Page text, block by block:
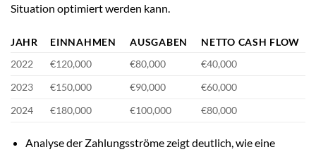
Situation optimiert werden kann.
JAHR EINNAHMEN AUSGABEN
NETTO CASH FLOW
2022
€120,000 €80,000
€40,000
2023
€150,000 €90,000
€60,000
2024
€180,000 €100,000 €80,000
Analyse der Zahlungsströme zeigt deutlich, wie eine